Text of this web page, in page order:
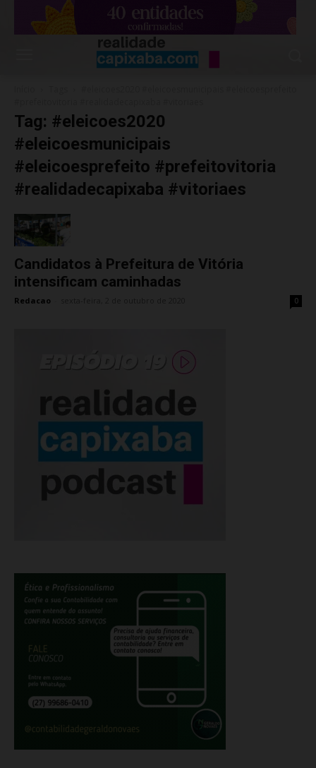
Tag: #eleicoes2020
#eleicoesmunicipais
#eleicoesprefeito #prefeitovitoria
#realidadecapixaba #vitoriaes
Candidatos à Prefeitura de Vitória
intensificam caminhadas
Redacao 0